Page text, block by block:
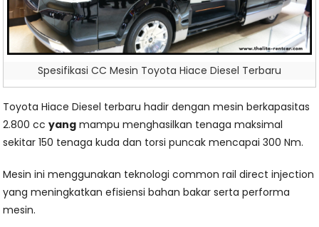
Spesifikasi CC Mesin Toyota Hiace Diesel Terbaru
Toyota Hiace Diesel terbaru hadir dengan mesin berkapasitas
2.800 ccyang mampu menghasilkan tenaga maksimal
sekitar 150 tenaga kuda dan torsi puncak mencapai 300 Nm.
Mesin ini menggunakan teknologi common rail direct injection
yang meningkatkan efisiensi bahan bakar serta performa
mesin.